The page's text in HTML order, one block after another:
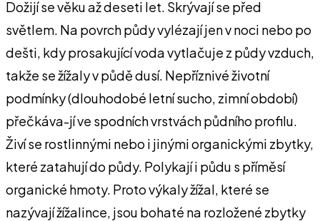
Dožijí se věku až deseti let. Skrývají se před
světlem. Na povrch půdy vylézají jen v noci nebo po
dešti, kdy prosakující voda vytlačuje z půdy vzduch,
takže se žížaly v půdě dusí. Nepříznivé životní
podmínky (dlouhodobé letní sucho, zimní období)
přečkáva-jí ve spodních vrstvách půdního profilu.
Živí se rostlinnými nebo i jinými organickými zbytky,
které zatahují do půdy. Polykají i půdu s příměsí
organické hmoty. Proto výkaly žížal, které se
nazývají žížalince, jsou bohaté na rozložené zbytky